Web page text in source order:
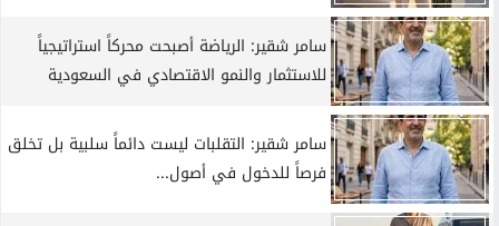
سامر شقير: الرياضة أصبحت محركاً استراتيجياً
للاستثمار والنمو الاقتصادي في السعودية
سامر شقير: التقلبات ليست دائماً سلبية بل تخلق
فرصاً للدخول في أصول...